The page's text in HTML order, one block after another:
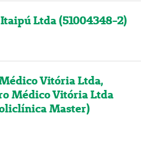
Ltda (51004348-2)
Vitória Ltda,
Médico Vitória Ltda
Master)